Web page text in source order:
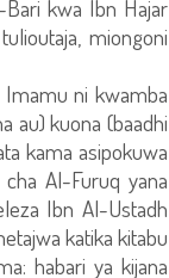
Bari kwa Ibn Hajar
miongoni
Imamu ni kwamba
au) kuona (baadhi
kama asipokuwa
Al-Furuq yana
Ibn Al-Ustadh
katika kitabu
habari ya kijana